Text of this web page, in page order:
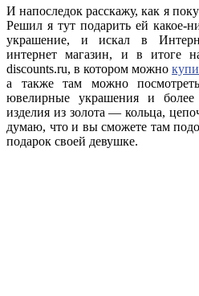
И напоследок расскажу, как я
Решил я тут подарить ей какое-
украшение, и искал в
интернет магазин, и в итоге
discounts.ru, в котором можно
а также там можно
ювелирные украшения и
изделия из золота — кольца,
думаю, что и вы сможете там
подарок своей девушке.